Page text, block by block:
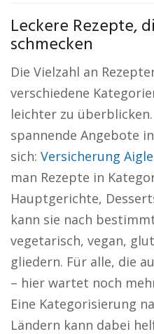
Leckere Rezepte,
schmecken
Die Vielzahl an
verschiedene
leichter zu
spannende Angebote
sich: Versicherung Aigle
man Rezepte in
Hauptgerichte,
kann sie nach
vegetarisch, vegan,
gliedern. Für alle, die
– hier wartet noch
Eine Kategorisierung
Ländern kann dabei